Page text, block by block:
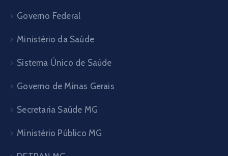
Governo Federal
Ministério da Saúde
Sistema Único de Saúde
Governo de Minas Gerais
Secretaria Saúde MG
Ministério Público MG